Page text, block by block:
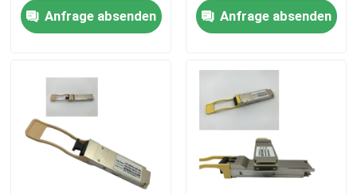
Nachrichten
400G/800G optisches Modul
Modul 100G QSFP28
MMF-Empfänger
Anfrage absenden
SMF LC
Anfrage absenden